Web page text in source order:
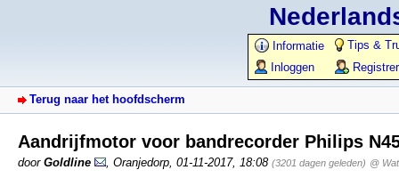
Informatie
Tips &
Inloggen
Terug naar het hoofdscherm
Aandrijfmotor voor bandrecorder Philips
door Goldline Oranjedorp 01-11-2017, 18:08 (3201 dagen geleden) @